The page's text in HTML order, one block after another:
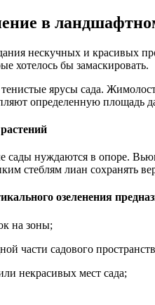
в
нескучных и красивых
хотелось бы замаскировать.
ярусы сада.
определенную площадь
сады нуждаются в опоре.
стеблям лиан сохранять
озеленения
на зоны;
части садового
некрасивых мест сада;